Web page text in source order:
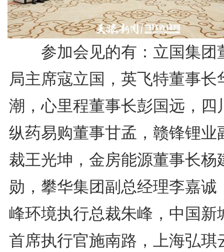
参加会见的有：立国集团
局主席寇立国，英飞特董事长
潮，心里程董事长彭国远，四
纵药易购董事甘孟，赣锋锂业
裁王光坤，金房能源董事长杨
勋，攀华集团副总经理李嘉诚
峰环境执行总裁朱峰，中国新
首席执行官施南路，上海弘琪